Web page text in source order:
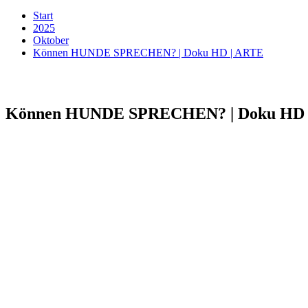
Start
2025
Oktober
Können HUNDE SPRECHEN? | Doku HD | ARTE
Können HUNDE SPRECHEN? | Doku HD